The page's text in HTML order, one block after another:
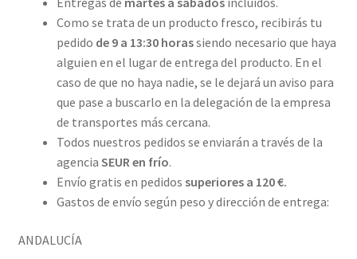
Como se trata de un producto fresco, recibirás tu
pedido de 9 a 13:30 horassiendo necesario que haya
alguien en el lugar de entrega del producto. En el
caso de que no haya nadie, se le dejará un aviso para
que pase a buscarlo en la delegación de la empresa
de transportes más cercana.
Todos nuestros pedidos se enviarán a través de la
agencia SEUR en frío.
Envío gratis en pedidos superiores a 120€.
Gastos de envío según peso y dirección de entrega:
ANDALUCÍA